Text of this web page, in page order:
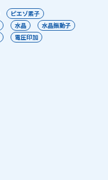
ピエゾ素子
水晶
水晶振動子
電圧印加